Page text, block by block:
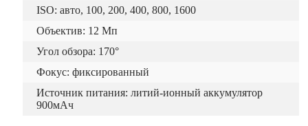
ISO: авто, 100, 200, 400, 800, 1600
Объектив: 12 Мп
Угол обзора: 170°
Фокус: фиксированный
Источник питания: литий-ионный аккумулятор
900мАч